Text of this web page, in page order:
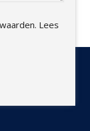
Lees